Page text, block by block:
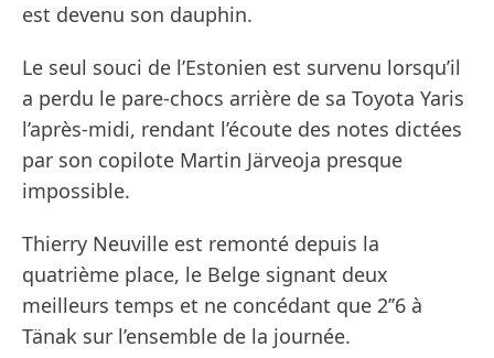
est devenu son dauphin.
Le seul souci de l’Estonien est survenu lorsqu’il
a perdu le pare-chocs arrière de sa Toyota Yaris
l’après-midi, rendant l’écoute des notes dictées
par son copilote Martin Järveoja presque
impossible.
Thierry Neuville est remonté depuis la
quatrième place, le Belge signant deux
meilleurs temps et ne concédant que 2’’6 à
Tänak sur l’ensemble de la journée.